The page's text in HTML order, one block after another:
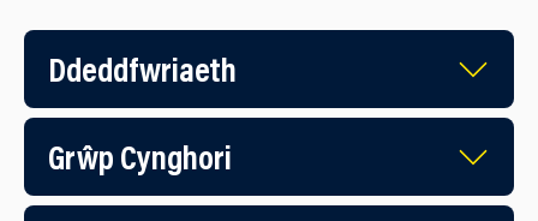
Ddeddfwriaeth
Grŵp Cynghori